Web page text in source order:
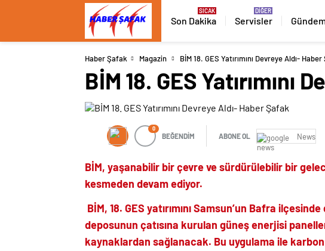
Son Dakika Servisler
Haber Şafak Magazin BİM 18. GES Yatırımını Devreye Aldı-
BİM 18. GES
0
BEĞENDİM ABONE OL News
BİM, yaşanabilir bir çevre ve sürdürülebilir bir
kesmeden devam ediyor.
BİM, 18. GES yatırımını Samsun’un Bafra
deposunun çatısına kurulan güneş enerjisi
kaynaklardan sağlanacak. Bu uygulama ile karbon